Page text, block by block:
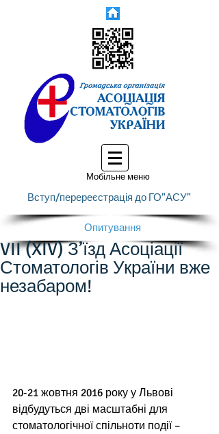
Мобільне меню
Вступ/перереєстрація до ГО"АСУ"
Опитування
VII (XIV) З’їзд Асоціації
Стоматологів України вже
незабаром!
20-21 жовтня 2016 року у Львові
відбудуться дві масштабні для
стоматологічної спільноти події –